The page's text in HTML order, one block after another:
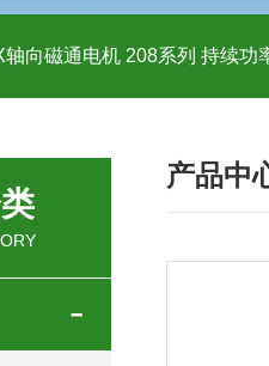
轴向磁通电机 208系列 持续功
三相同步电机MTES 132SB/2
三相同步电机MTES 160MA/2
电机QLS 180M环保农业领域
产品中